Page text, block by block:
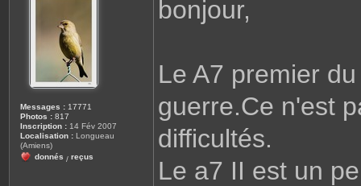
Messages : 17771
Photos : 817
Inscription : 14 Fév 2007
Localisation : Longueau
(Amiens)
donnés / reçus
s
g
bonjour,
Le A7 premier
guerre.Ce n'est
difficultés.
Le a7 II est un